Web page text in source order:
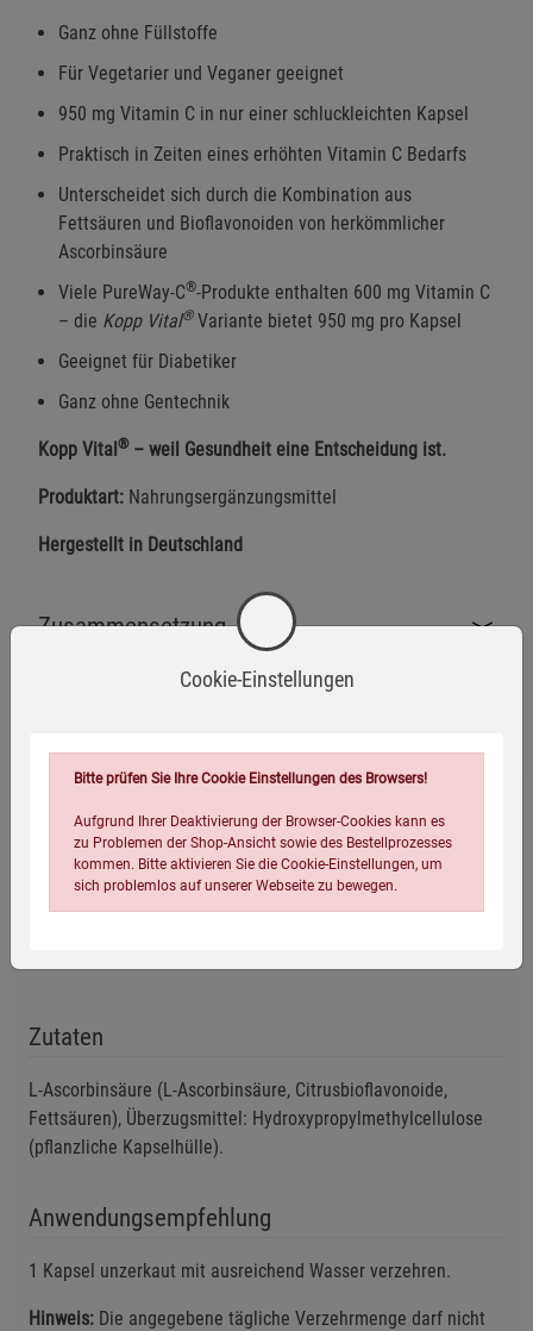
Ganz ohne Füllstoffe
Für Vegetarier und Veganer geeignet
950 mg Vitamin C in nur einer schluckleichten Kapsel
Praktisch in Zeiten eines erhöhten Vitamin C Bedarfs
Unterscheidet sich durch die Kombination aus
Fettsäuren und Bioflavonoiden von herkömmlicher
Ascorbinsäure
Viele PureWay-C®-Produkte enthalten 600 mg Vitamin C
– die Kopp Vital®Variante bietet 950 mg pro Kapsel
Geeignet für Diabetiker
Ganz ohne Gentechnik
Kopp Vital®– weil Gesundheit eine Entscheidung ist.
Produktart: Nahrungsergänzungsmittel
Hergestellt in Deutschland
Zusammensetzung
Ohne Gentechnik Glutenfrei Laktosefrei
Zutaten
L-Ascorbinsäure (L-Ascorbinsäure, Citrusbioflavonoide,
Fettsäuren), Überzugsmittel: Hydroxypropylmethylcellulose
(pflanzliche Kapselhülle).
Anwendungsempfehlung
1 Kapsel unzerkaut mit ausreichend Wasser verzehren.
Hinweis: Die angegebene tägliche Verzehrmenge darf nicht
Cookie-Einstellungen
Bitte prüfen Sie Ihre Cookie Einstellungen des Browsers!
Aufgrund Ihrer Deaktivierung der Browser-Cookies kann es
zu Problemen der Shop-Ansicht sowie des Bestellprozesses
kommen. Bitte aktivieren Sie die Cookie-Einstellungen, um
sich problemlos auf unserer Webseite zu bewegen.
Einstellungen speichern für die GruppeEinstellungen speichern für die Gruppe
Einstellungen speichern für die Gruppe
Einwilligung nicht erteilen
Beschreibung Notwendige Cookies
Cookie-Informationenanzeigen